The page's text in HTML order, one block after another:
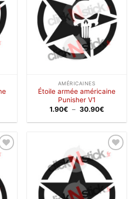
:
AMÉRICAINES
Étoile armée américaine
Punisher V1
1.90€ – 30.90€Plage
prix :
30.90€
Ajouter
wishlist